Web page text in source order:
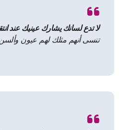
لا تدع لسانك يشارك عينيك عند
تنسى أنهم مثلك لهم عيون